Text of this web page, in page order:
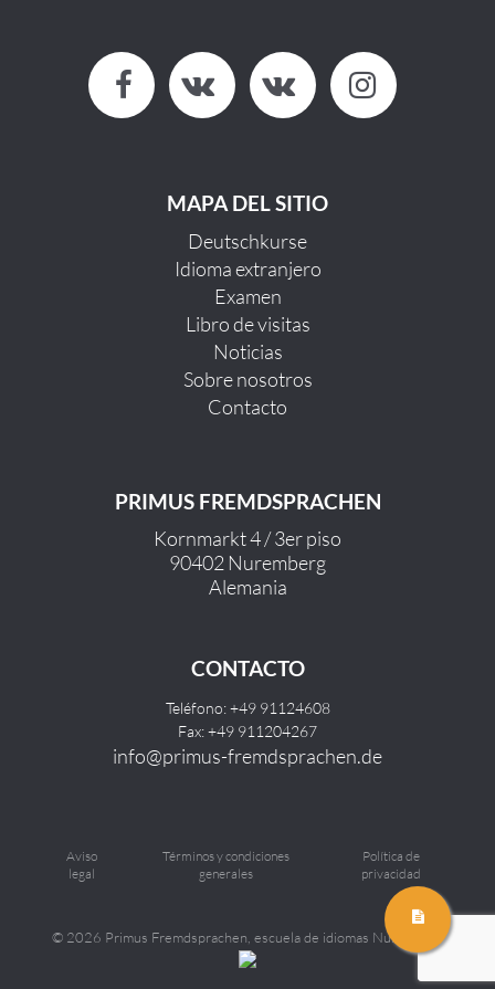
MAPA DEL SITIO
Deutschkurse
Idioma extranjero
Examen
Libro de visitas
Noticias
Sobre nosotros
Contacto
PRIMUS FREMDSPRACHEN
Kornmarkt 4 / 3er piso
90402 Nuremberg
Alemania
CONTACTO
Teléfono: +49 91124608
Fax: +49 911204267
info@primus-fremdsprachen.de
Aviso
legal
Términos y condiciones
generales
Política de
privacidad
© 2026 Primus Fremdsprachen, escuela de idiomas Nuremberg